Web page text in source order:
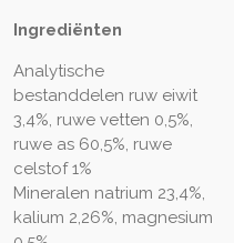
Ingrediënten
Analytische
bestanddelen ruw eiwit
3,4%, ruwe vetten 0,5%,
ruwe as 60,5%, ruwe
celstof 1%
Mineralen natrium 23,4%,
kalium 2,26%, magnesium